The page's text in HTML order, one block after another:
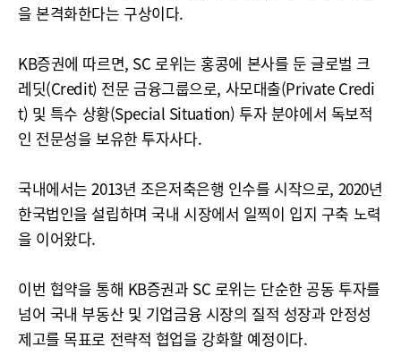
을 본격화한다는 구상이다.
KB증권에 따르면, SC 로위는 홍콩에 본사를 둔 글로벌 크
레딧(Credit) 전문 금융그룹으로, 사모대출(Private Credi
t) 및 특수 상황(Special Situation) 투자 분야에서 독보적
인 전문성을 보유한 투자사다.
국내에서는 2013년 조은저축은행 인수를 시작으로, 2020년
한국법인을 설립하며 국내 시장에서 일찍이 입지 구축 노력
을 이어왔다.
이번 협약을 통해 KB증권과 SC 로위는 단순한 공동 투자를
넘어 국내 부동산 및 기업금융 시장의 질적 성장과 안정성
제고를 목표로 전략적 협업을 강화할 예정이다.